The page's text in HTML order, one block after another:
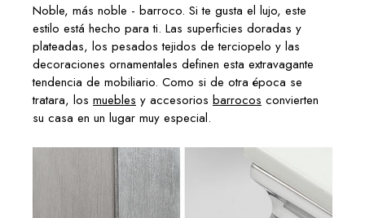
Noble, más noble - barroco. Si te gusta el lujo, este
estilo está hecho para ti. Las superficies doradas y
plateadas, los pesados tejidos de terciopelo y las
decoraciones ornamentales definen esta extravagante
tendencia de mobiliario. Como si de otra época se
tratara, los muebles y accesorios barrocos convierten
su casa en un lugar muy especial.